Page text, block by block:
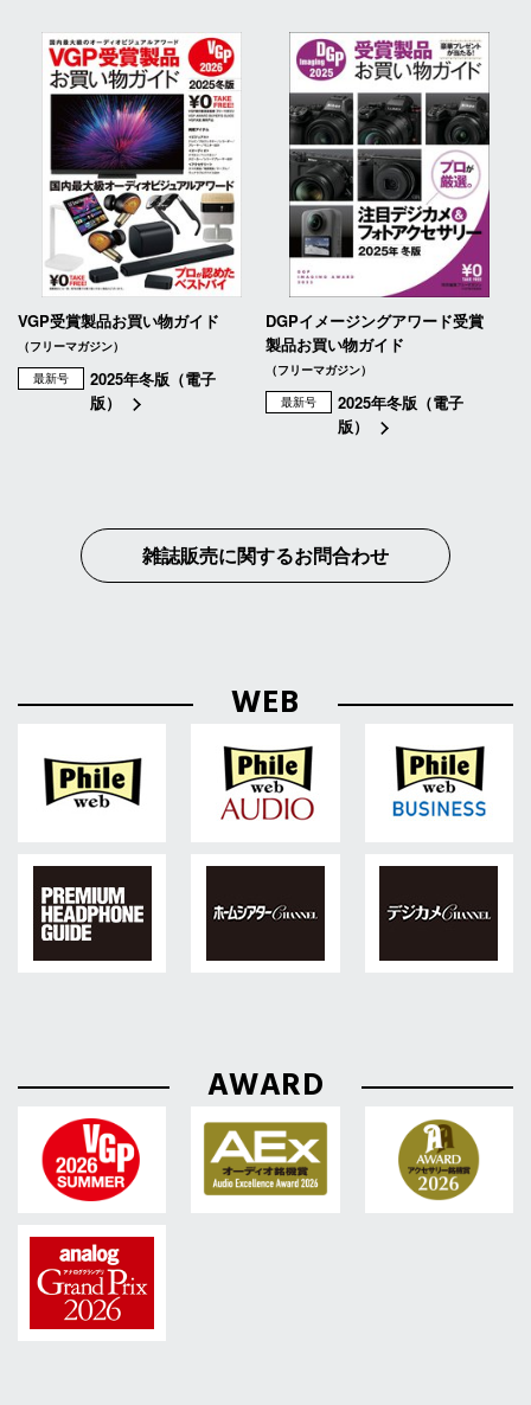
VGP受賞製品お買い物ガイド
（フリーマガジン）
最新号
2025年冬版（電子
版）
DGPイメージングアワード受賞
製品お買い物ガイド
（フリーマガジン）
最新号
2025年冬版（電子
版）
雑誌販売に関するお問合わせ
WEB
AWARD